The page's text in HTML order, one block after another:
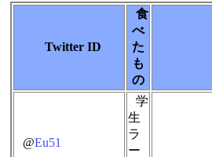
Twitter ID
食
べ
た
も
の
@Eu51
学
生
ラ
ー